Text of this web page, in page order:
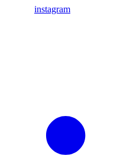
instagram